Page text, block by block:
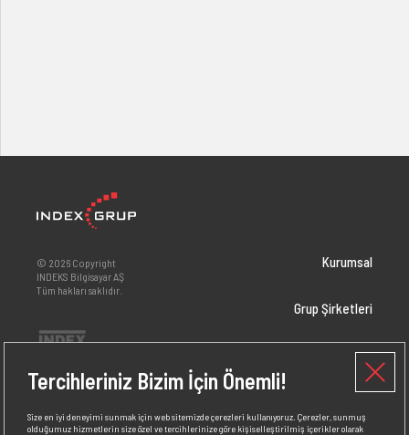
© 2026 Copyright
INDEKS Bilgisayar AŞ
Tüm hakları saklıdır.
Kurumsal
Grup Şirketleri
Yatırımcı İlişkileri
Tercihleriniz Bizim İçin Önemli!
Size en iyi deneyimi sunmak için web sitemizde çerezleri kullanıyoruz. Çerezler, sunmuş
olduğumuz hizmetlerin size özel ve tercihlerinize göre kişiselleştirilmiş içerikler olarak